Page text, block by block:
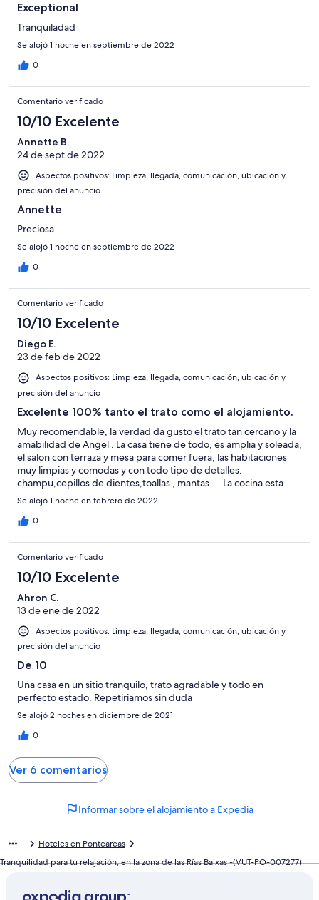
Exceptional
Tranquiladad
Se alojó 1 noche en septiembre de 2022
0
Comentario verificado
10/10 Excelente
Annette B.
24 de sept de 2022
Aspectos positivos: Limpieza, llegada, comunicación, ubicación y
precisión del anuncio
Annette
Preciosa
Se alojó 1 noche en septiembre de 2022
0
Comentario verificado
10/10 Excelente
Diego E.
23 de feb de 2022
Aspectos positivos: Limpieza, llegada, comunicación, ubicación y
precisión del anuncio
Excelente 100% tanto el trato como el alojamiento.
Muy recomendable, la verdad da gusto el trato tan cercano y la
amabilidad de Angel . La casa tiene de todo, es amplia y soleada,
el salon con terraza y mesa para comer fuera, las habitaciones
muy limpias y comodas y con todo tipo de detalles:
champu,cepillos de dientes,toallas , mantas.... La cocina esta
bien y tiene accesorios para cocinar todo tipo de comidas
incluso nos han puesto una barbacoa nueva al preguntarle si la
casa disponia de alguna. Una gozada viajar así muy contento con
Se alojó 1 noche en febrero de 2022
0
Comentario verificado
10/10 Excelente
Ahron C.
13 de ene de 2022
Aspectos positivos: Limpieza, llegada, comunicación, ubicación y
precisión del anuncio
De 10
Una casa en un sitio tranquilo, trato agradable y todo en
perfecto estado. Repetiriamos sin duda
Se alojó 2 noches en diciembre de 2021
0
Ver 6 comentarios
Informar sobre el alojamiento a Expedia
Hoteles en Ponteareas
Tranquilidad para tu relajación, en la zona de las Rías Baixas -(VUT-PO-007277)